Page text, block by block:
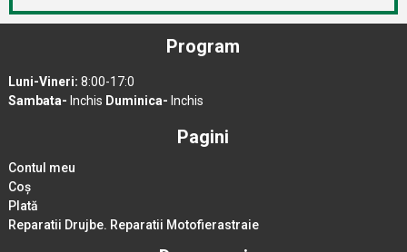
Program
Luni-Vineri: 8:00-17:0
Sambata- Inchis Duminica- Inchis
Pagini
Contul meu
Coș
Plată
Reparatii Drujbe. Reparatii Motofierastraie